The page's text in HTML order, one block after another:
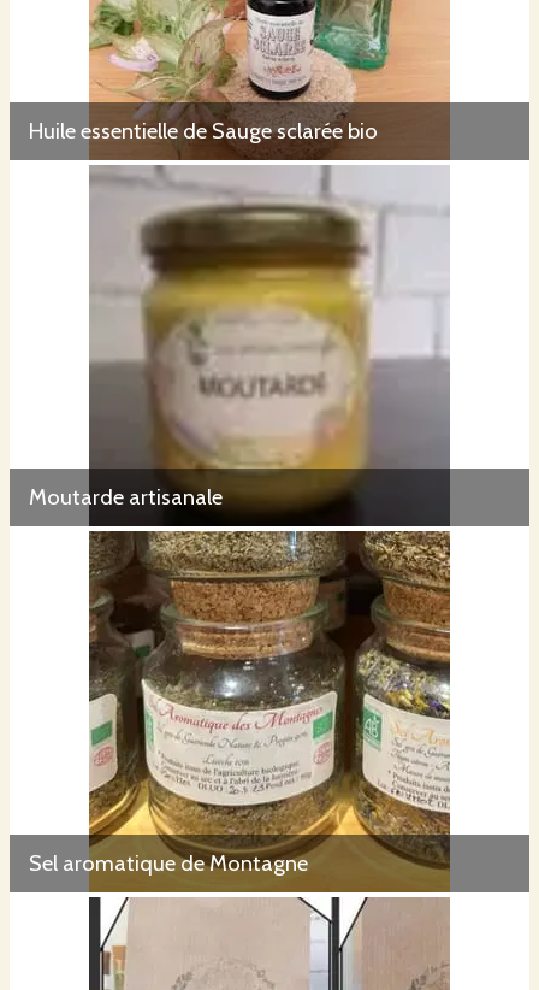
Huile essentielle de Sauge sclarée bio
Moutarde artisanale
Sel aromatique de Montagne